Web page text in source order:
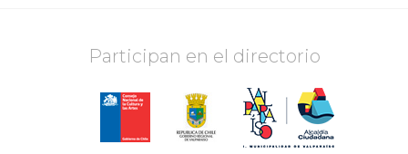
Participan en el directorio